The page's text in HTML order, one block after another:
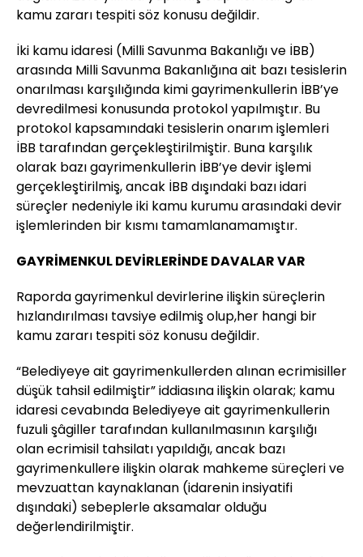
kamu zararı tespiti söz konusu değildir.
İki kamu idaresi (Milli Savunma Bakanlığı ve İBB)
arasında Milli Savunma Bakanlığına ait bazı tesislerin
onarılması karşılığında kimi gayrimenkullerin İBB’ye
devredilmesi konusunda protokol yapılmıştır. Bu
protokol kapsamındaki tesislerin onarım işlemleri
İBB tarafından gerçekleştirilmiştir. Buna karşılık
olarak bazı gayrimenkullerin İBB’ye devir işlemi
gerçekleştirilmiş, ancak İBB dışındaki bazı idari
süreçler nedeniyle iki kamu kurumu arasındaki devir
işlemlerinden bir kısmı tamamlanamamıştır.
GAYRİMENKUL DEVİRLERİNDE DAVALAR VAR
Raporda gayrimenkul devirlerine ilişkin süreçlerin
hızlandırılması tavsiye edilmiş olup,her hangi bir
kamu zararı tespiti söz konusu değildir.
“Belediyeye ait gayrimenkullerden alınan ecrimisiller
düşük tahsil edilmiştir” iddiasına ilişkin olarak; kamu
idaresi cevabında Belediyeye ait gayrimenkullerin
fuzuli şâgiller tarafından kullanılmasının karşılığı
olan ecrimisil tahsilatı yapıldığı, ancak bazı
gayrimenkullere ilişkin olarak mahkeme süreçleri ve
mevzuattan kaynaklanan (idarenin insiyatifi
dışındaki) sebeplerle aksamalar olduğu
değerlendirilmiştir.